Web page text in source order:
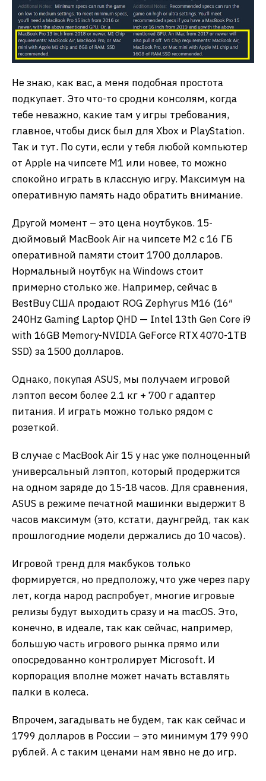
Не знаю, как вас, а меня подобная простота
подкупает. Это что-то сродни консолям, когда
тебе неважно, какие там у игры требования,
главное, чтобы диск был для Xbox и PlayStation.
Так и тут. По сути, если у тебя любой компьютер
от Apple на чипсете М1 или новее, то можно
спокойно играть в классную игру. Максимум на
оперативную память надо обратить внимание.
Другой момент – это цена ноутбуков. 15-
дюймовый MacBook Air на чипсете М2 с 16 ГБ
оперативной памяти стоит 1700 долларов.
Нормальный ноутбук на Windows стоит
примерно столько же. Например, сейчас в
BestBuy США продают ROG Zephyrus M16 (16″
240Hz Gaming Laptop QHD — Intel 13th Gen Core i9
with 16GB Memory-NVIDIA GeForce RTX 4070-1TB
SSD) за 1500 долларов.
Однако, покупая ASUS, мы получаем игровой
лэптоп весом более 2.1 кг + 700 г адаптер
питания. И играть можно только рядом с
розеткой.
В случае с MacBook Air 15 у нас уже полноценный
универсальный лэптоп, который продержится
на одном заряде до 15-18 часов. Для сравнения,
ASUS в режиме печатной машинки выдержит 8
часов максимум (это, кстати, даунгрейд, так как
прошлогодние модели держались до 10 часов).
Игровой тренд для макбуков только
формируется, но предположу, что уже через пару
лет, когда народ распробует, многие игровые
релизы будут выходить сразу и на macOS. Это,
конечно, в идеале, так как сейчас, например,
большую часть игрового рынка прямо или
опосредованно контролирует Microsoft. И
корпорация вполне может начать вставлять
палки в колеса.
Впрочем, загадывать не будем, так как сейчас и
1799 долларов в России – это минимум 179 990
рублей. А с таким ценами нам явно не до игр.